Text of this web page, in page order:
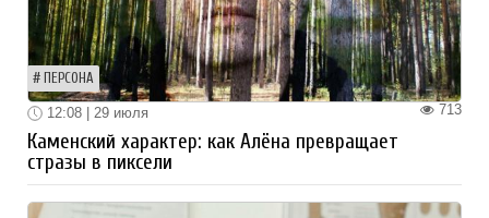
ПЕРСОНА
713
12:08 | 29 июля
Каменский характер: как Алёна превращает
стразы в пиксели